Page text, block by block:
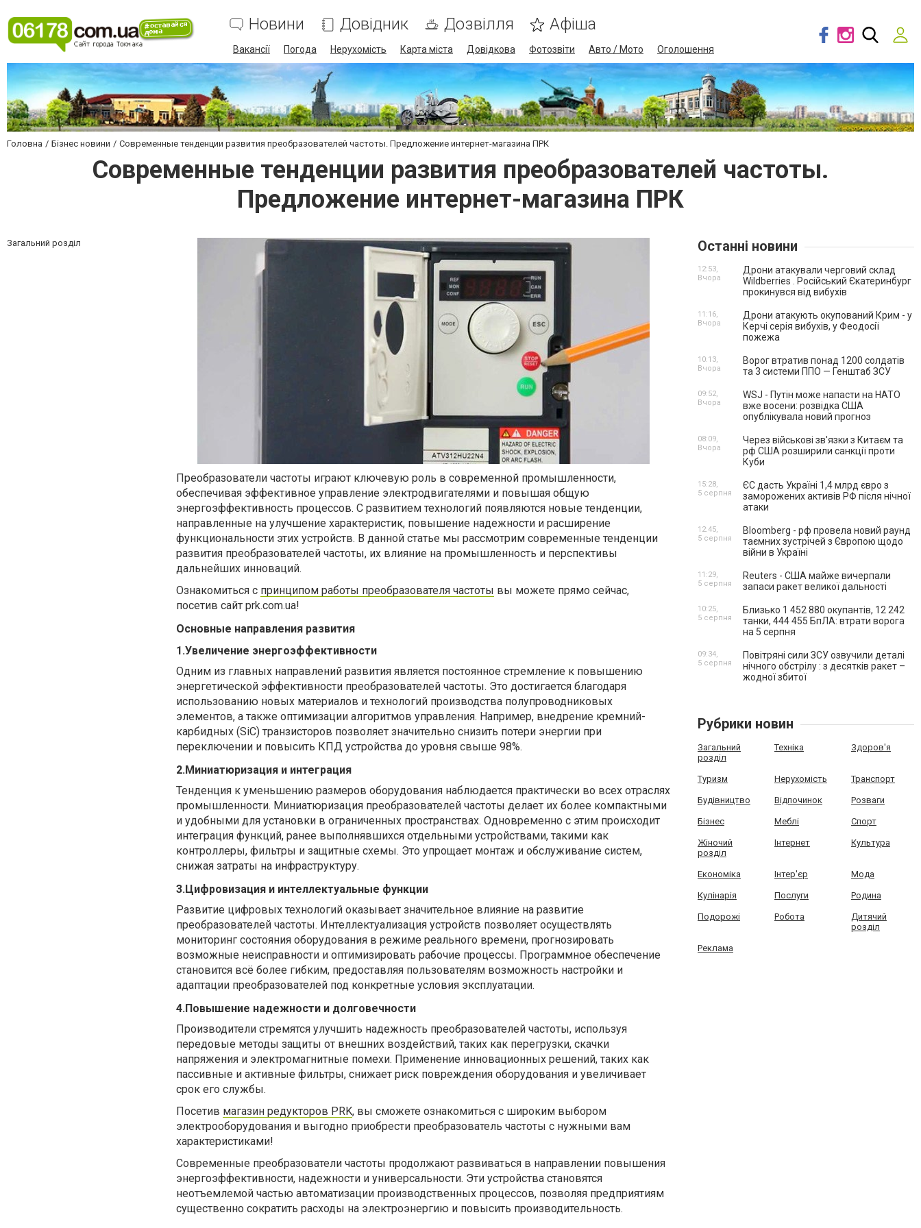
Новини Довідник Дозвілля Афіша
Вакансії Погода Нерухомість Карта міста Довідкова Фотозвіти Авто / Мото Оголошення
Головна Бізнес новини Современные тенденции развития преобразователей частоты. Предложение интернет-магазина ПРК
Современные тенденции развития преобразователей частоты.
Предложение интернет-магазина ПРК
Загальний розділ
Преобразователи частоты играют ключевую роль в современной промышленности,
обеспечивая эффективное управление электродвигателями и повышая общую
энергоэффективность процессов. С развитием технологий появляются новые тенденции,
направленные на улучшение характеристик, повышение надежности и расширение
функциональности этих устройств. В данной статье мы рассмотрим современные тенденции
развития преобразователей частоты, их влияние на промышленность и перспективы
дальнейших инноваций.
Ознакомиться с принципом работы преобразователя частоты вы можете прямо сейчас,
посетив сайт prk.com.ua!
Основные направления развития
1.Увеличение энергоэффективности
Одним из главных направлений развития является постоянное стремление к повышению
энергетической эффективности преобразователей частоты. Это достигается благодаря
использованию новых материалов и технологий производства полупроводниковых
элементов, а также оптимизации алгоритмов управления. Например, внедрение кремний-
карбидных (SiC) транзисторов позволяет значительно снизить потери энергии при
переключении и повысить КПД устройства до уровня свыше 98%.
2.Миниатюризация и интеграция
Тенденция к уменьшению размеров оборудования наблюдается практически во всех отраслях
промышленности. Миниатюризация преобразователей частоты делает их более компактными
и удобными для установки в ограниченных пространствах. Одновременно с этим происходит
интеграция функций, ранее выполнявшихся отдельными устройствами, такими как
контроллеры, фильтры и защитные схемы. Это упрощает монтаж и обслуживание систем,
снижая затраты на инфраструктуру.
3.Цифровизация и интеллектуальные функции
Развитие цифровых технологий оказывает значительное влияние на развитие
преобразователей частоты. Интеллектуализация устройств позволяет осуществлять
мониторинг состояния оборудования в режиме реального времени, прогнозировать
возможные неисправности и оптимизировать рабочие процессы. Программное обеспечение
становится всё более гибким, предоставляя пользователям возможность настройки и
адаптации преобразователей под конкретные условия эксплуатации.
4.Повышение надежности и долговечности
Производители стремятся улучшить надежность преобразователей частоты, используя
передовые методы защиты от внешних воздействий, таких как перегрузки, скачки
напряжения и электромагнитные помехи. Применение инновационных решений, таких как
пассивные и активные фильтры, снижает риск повреждения оборудования и увеличивает
срок его службы.
Посетив магазин редукторов PRK, вы сможете ознакомиться с широким выбором
электрооборудования и выгодно приобрести преобразователь частоты с нужными вам
характеристиками!
Современные преобразователи частоты продолжают развиваться в направлении повышения
энергоэффективности, надежности и универсальности. Эти устройства становятся
неотъемлемой частью автоматизации производственных процессов, позволяя предприятиям
существенно сократить расходы на электроэнергию и повысить производительность.
Останні новини
Дрони атакували черговий склад
Wildberries . Російський Єкатеринбург
прокинувся від вибухів
12:53,
Вчора
Дрони атакують окупований Крим - у
Керчі серія вибухів, у Феодосії
пожежа
11:16,
Вчора
Ворог втратив понад 1200 солдатів
та 3 системи ППО — Генштаб ЗСУ
10:13,
Вчора
WSJ - Путін може напасти на НАТО
вже восени: розвідка США
опублікувала новий прогноз
09:52,
Вчора
Через військові зв'язки з Китаєм та
рф США розширили санкції проти
Куби
08:09,
Вчора
ЄС дасть Україні 1,4 млрд євро з
заморожених активів РФ після нічної
атаки
15:28,
5 серпня
Bloomberg - рф провела новий раунд
таємних зустрічей з Європою щодо
війни в Україні
12:45,
5 серпня
Reuters - США майже вичерпали
запаси ракет великої дальності
11:29,
5 серпня
Близько 1 452 880 окупантів, 12 242
танки, 444 455 БпЛА: втрати ворога
на 5 серпня
10:25,
5 серпня
Повітряні сили ЗСУ озвучили деталі
нічного обстрілу : з десятків ракет –
жодної збитої
09:34,
5 серпня
Рубрики новин
Загальний
розділ
Техніка Здоров'я
Туризм Нерухомість Транспорт
Будівництво Відпочинок Розваги
Бізнес Меблі Спорт
Жіночий
розділ
Інтернет Культура
Економіка Інтер'єр Мода
Кулінарія Послуги Родина
Подорожі Робота
Дитячий
розділ
Реклама